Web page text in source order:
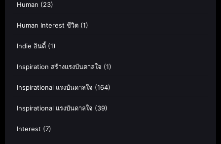
Human (23)
Human Interest ชีวิต (1)
Indie อินดี้ (1)
Inspiration สร้างแรงบันดาลใจ (1)
Inspirational แรงบันดาลใจ (164)
Inspirational แรงบันดาลใจ (39)
Interest (7)